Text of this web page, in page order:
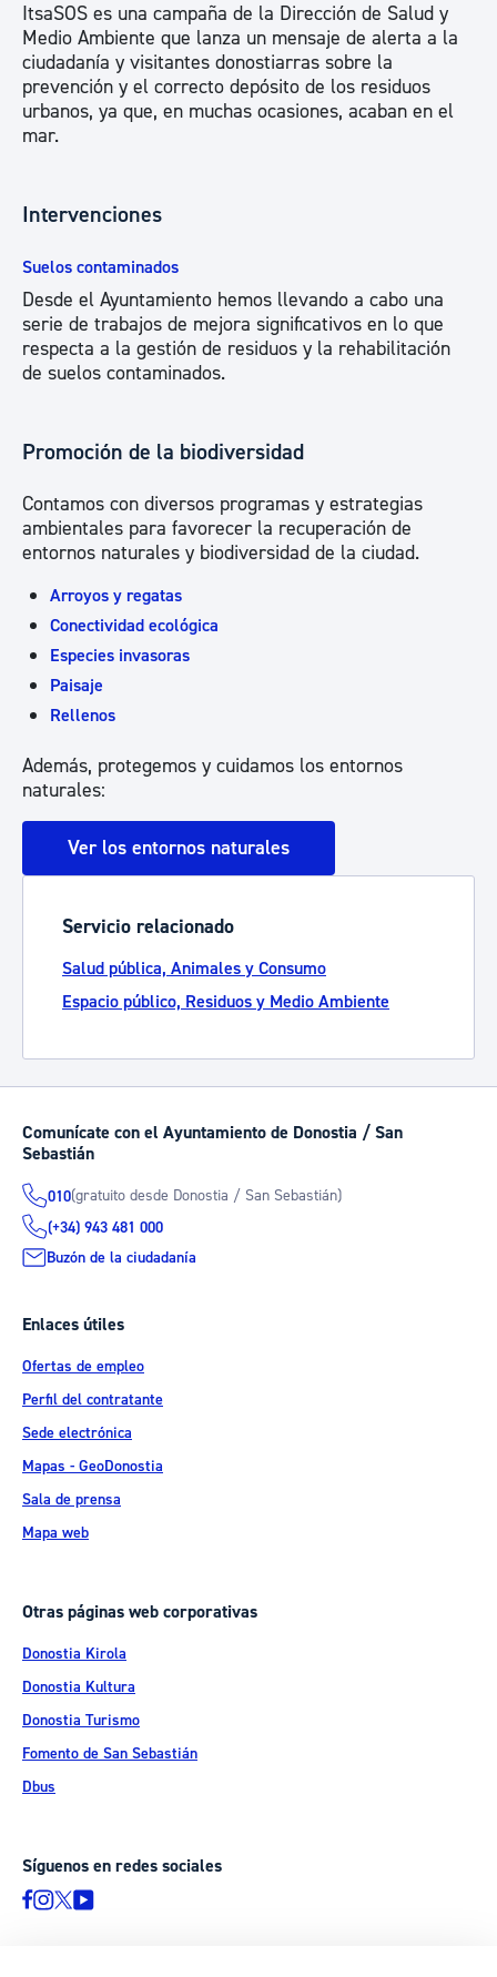
ItsaSOS es una campaña de la Dirección de Salud y
Medio Ambiente que lanza un mensaje de alerta a la
ciudadanía y visitantes donostiarras sobre la
prevención y el correcto depósito de los residuos
urbanos, ya que, en muchas ocasiones, acaban en el
mar.
Intervenciones
Suelos contaminados
Desde el Ayuntamiento hemos llevando a cabo una
serie de trabajos de mejora significativos en lo que
respecta a la gestión de residuos y la rehabilitación
de suelos contaminados.
Promoción de la biodiversidad
Contamos con diversos programas y estrategias
ambientales para favorecer la recuperación de
entornos naturales y biodiversidad de la ciudad.
Arroyos y regatas
Conectividad ecológica
Especies invasoras
Paisaje
Rellenos
Además, protegemos y cuidamos los entornos
naturales:
Ver los entornos naturales
Servicio relacionado
Salud pública, Animales y Consumo
Espacio público, Residuos y Medio Ambiente
Comunícate con el Ayuntamiento de Donostia / San
Sebastián
010(gratuito desde Donostia / San Sebastián)
(+34) 943 481 000
Buzón de la ciudadanía
Enlaces útiles
Ofertas de empleo
Perfil del contratante
Sede electrónica
Mapas - GeoDonostia
Sala de prensa
Mapa web
Otras páginas web corporativas
Donostia Kirola
Donostia Kultura
Donostia Turismo
Fomento de San Sebastián
Dbus
Síguenos en redes sociales